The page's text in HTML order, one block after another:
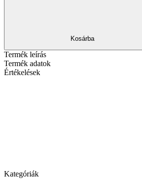
Kosárba
Termék leírás
Termék adatok
Értékelések
Kategóriák